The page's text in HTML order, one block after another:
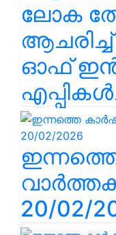
ലോക
ഓഫ്
20/02/